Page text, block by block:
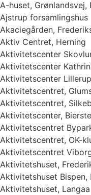
A-huset, Grønlandsvej,
Ajstrup forsamlingshus
Akaciegården,
Aktiv Centret, Herning
Aktivitetscenter
Aktivitetscenter
Aktivitetscenter
Aktivitetscentret,
Aktivitetscentret,
Aktivitetscenter,
Aktivitetscentret
Aktivitetscentret, OK-
Aktivitetscentret
Aktivitetshuset,
Aktivitetshuset Bispen,
Aktivitetshuset, Langaa